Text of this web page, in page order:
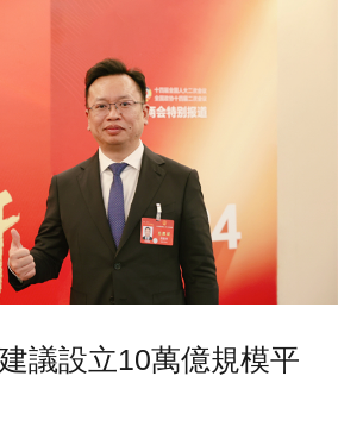
議設立10萬億規模平